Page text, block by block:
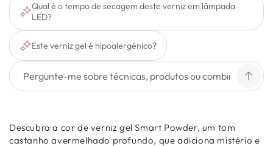
Qual é o tempo de secagem deste verniz em lâmpada
LED?
Este verniz gel é hipoalergénico?
Descubra a cor de verniz gel Smart Powder, um tom
castanho avermelhado profundo, que adiciona mistério e